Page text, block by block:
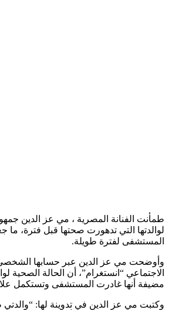
طمأنت الفنانة المصرية ، مي عز الدين
لوالدتها التي تدهورت صحتها قبل فترة، ما
المستشفى لفترة طويلة.
وأوضحت مي عز الدين عبر حسابها
الاجتماعي “انستغرام”، أن الحالة الصحية
مضيفة أنها غادرت المستشفى وتستكمل
وكتبت مي عز الدين في تدوينة لها: